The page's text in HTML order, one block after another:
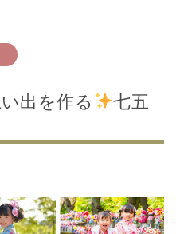
出を作る
七五